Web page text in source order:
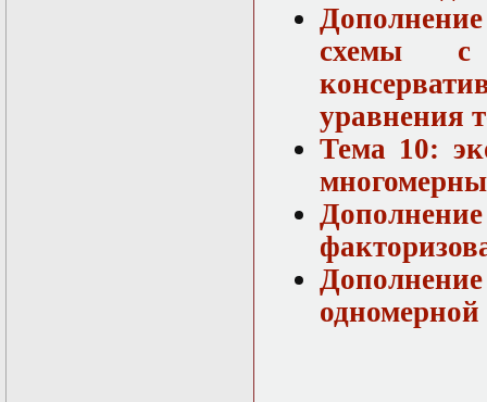
схемы с
уравнения
Тема 10: